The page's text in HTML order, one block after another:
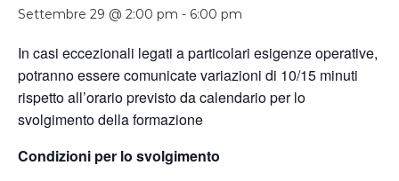
Settembre 29 @ 2:00 pm - 6:00 pm
In casi eccezionali legati a particolari esigenze operative,
potranno essere comunicate variazioni di 10/15 minuti
rispetto all’orario previsto da calendario per lo
svolgimento della formazione
Condizioni per lo svolgimento